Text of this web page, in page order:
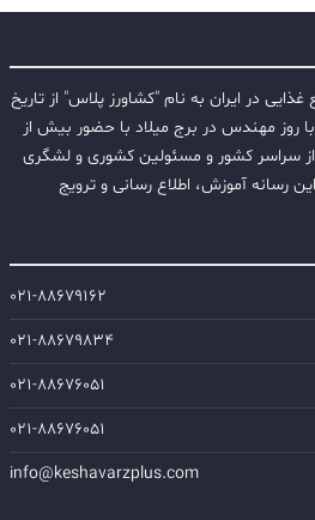
در ایران به نام "کشاورز پلاس" از تاریخ
ماه ۱۳۹۷ همزمان با روز مهندس در برج میلاد با حضور بیش از
از سراسر کشور و مسئولین کشوری و لشگری
رسانه آموزش، اطلاع رسانی و ترویج
۰۲۱-۸۸۶۷۹۱۶۲
۰۲۱-۸۸۶۷۹۸۳۴
۰۲۱-۸۸۶۷۶۰۵۱
۰۲۱-۸۸۶۷۶۰۵۱
info@keshavarzplus.com